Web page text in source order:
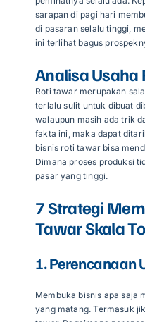
sarapan di pagi hari
di pasaran selalu tinggi,
ini terlihat bagus
Analisa Usaha
Roti tawar merupakan
terlalu sulit untuk dibuat
walaupun masih ada trik
fakta ini, maka dapat
bisnis roti tawar bisa
Dimana proses produksi
pasar yang tinggi.
7 Strategi
Tawar Skala
1. Perencanaan
Membuka bisnis apa saja
yang matang. Termasuk